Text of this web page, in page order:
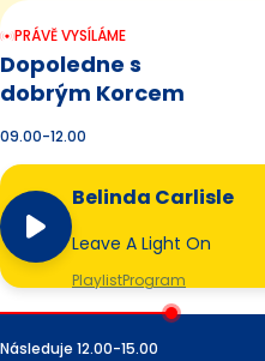
PRÁVĚ VYSÍLÁME
Dopoledne s
dobrým Korcem
09.00-12.00
Belinda Carlisle
Leave A Light On
PlaylistProgram
Následuje 12.00-15.00